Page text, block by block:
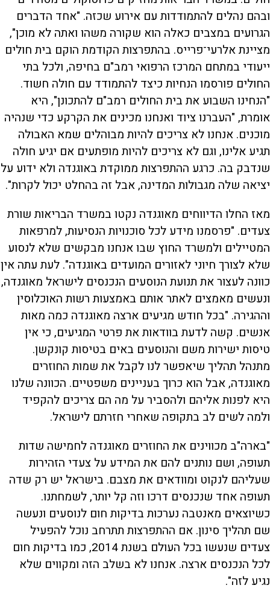
ובהם נהלים להתמודדות עם אירוע שכזה. "אחד הדברים
הגרועים במצבים כאלה הוא שקורה משהו ואתה לא מוכן",
מציינת אלרעי־פרייס. בהתפרצות הקודמת הוקם בית חולים
ייעודי במתחם המרכז הרפואי רמב"ם בחיפה, ולכל בתי
החולים פורסמו הנחיות כיצד להתמודד עם חולה חשוד.
"הנחינו השבוע את בית החולים רמב"ם להתכונן", היא
אומרת, "העברנו ציוד ואנחנו מכינים את הקרקע כדי שנהיה
מוכנים. אנחנו לא צריכים להיות מבוהלים שמא האבולה
תגיע אלינו, וגם לא צריכים להיות מופתעים אם יגיע חולה
שנדבק בה. כרגע ההתפרצות ממוקדת באוגנדה ולא ידוע על
יציאה שלה מגבולות המדינה, אבל זה בהחלט יכול לקרות".
מאז החלו הדיווחים מאוגנדה נקטו במשרד הבריאות שורת
צעדים. "פרסמנו מידע לכל סוכנויות הנסיעות, למרפאות
המטיילים ולמשרד החוץ שבו אנחנו מבקשים שלא לנסוע
שלא לצורך חיוני לאזורים המועדים באוגנדה". לעת עתה אין
כוונה לעצור את תנועת הנוסעים הנכנסים לישראל מאוגנדה,
ונעשים מאמצים לאתר אותם באמצעות רשות האוכלוסין
וההגירה. "בכל חודש מגיעים ארצה מאוגנדה כמה מאות
אנשים. קשה לדעת בוודאות את פרטי המגיעים, כי אין
טיסות ישירות משם והנוסעים באים בטיסות קונקשן.
מתנהל תהליך שיאפשר לנו לקבל את שמות החוזרים
מאוגנדה, אבל הוא כרוך בעניינים משפטיים. הכוונה שלנו
היא לפנות אליהם ולהסביר על מה הם צריכים להקפיד
ולמה לשים לב בתקופה שאחרי חזרתם לישראל.
"בארה"ב מכווינים את החוזרים מאוגנדה לחמישה שדות
תעופה, ושם נותנים להם את המידע על צעדי הזהירות
שעליהם לנקוט ומוודאים את מצבם. בישראל יש רק שדה
תעופה אחד שנכנסים דרכו וזה קל יותר, לשמחתנו.
כשיוצאים מאנטבה נערכות בדיקות חום לנוסעים ונעשה
שם תהליך סינון. אם ההתפרצות תתרחב נוכל להפעיל
צעדים שנעשו בכל העולם בשנת 2014, כמו בדיקות חום
לכל הנכנסים ארצה. אנחנו לא בשלב הזה ומקווים שלא
נגיע לזה".